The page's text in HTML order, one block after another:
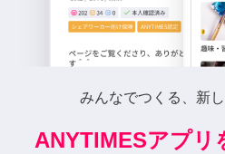
みんなでつくる、新
ANYTIMESアプリ